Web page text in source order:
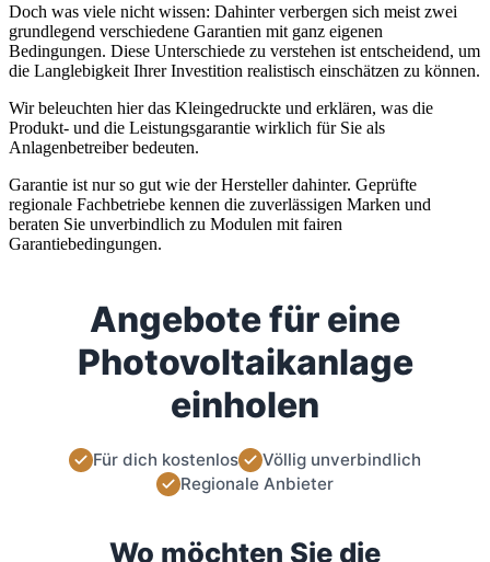
Doch was viele nicht wissen: Dahinter verbergen sich meist zwei
grundlegend verschiedene Garantien mit ganz eigenen
Bedingungen. Diese Unterschiede zu verstehen ist entscheidend, um
die Langlebigkeit Ihrer Investition realistisch einschätzen zu können.
Wir beleuchten hier das Kleingedruckte und erklären, was die
Produkt- und die Leistungsgarantie wirklich für Sie als
Anlagenbetreiber bedeuten.
Garantie ist nur so gut wie der Hersteller dahinter. Geprüfte
regionale Fachbetriebe kennen die zuverlässigen Marken und
beraten Sie unverbindlich zu Modulen mit fairen
Garantiebedingungen.
Angebote für eine
Photovoltaikanlage
einholen
Für dich kostenlos
Völlig unverbindlich
Regionale Anbieter
Wo möchten Sie die